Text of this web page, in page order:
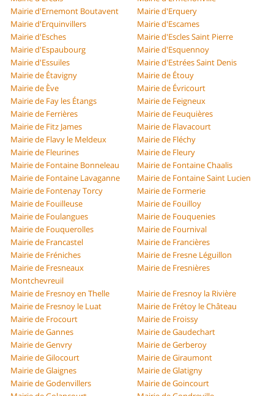
Mairie d'Ernemont Boutavent
Mairie d'Erquery
Mairie d'Erquinvillers
Mairie d'Escames
Mairie d'Esches
Mairie d'Escles Saint Pierre
Mairie d'Espaubourg
Mairie d'Esquennoy
Mairie d'Essuiles
Mairie d'Estrées Saint Denis
Mairie de Étavigny
Mairie de Étouy
Mairie de Ève
Mairie de Évricourt
Mairie de Fay les Étangs
Mairie de Feigneux
Mairie de Ferrières
Mairie de Feuquières
Mairie de Fitz James
Mairie de Flavacourt
Mairie de Flavy le Meldeux
Mairie de Fléchy
Mairie de Fleurines
Mairie de Fleury
Mairie de Fontaine Bonneleau
Mairie de Fontaine Chaalis
Mairie de Fontaine Lavaganne
Mairie de Fontaine Saint Lucien
Mairie de Fontenay Torcy
Mairie de Formerie
Mairie de Fouilleuse
Mairie de Fouilloy
Mairie de Foulangues
Mairie de Fouquenies
Mairie de Fouquerolles
Mairie de Fournival
Mairie de Francastel
Mairie de Francières
Mairie de Fréniches
Mairie de Fresne Léguillon
Mairie de Fresneaux
Montchevreuil
Mairie de Fresnières
Mairie de Fresnoy en Thelle
Mairie de Fresnoy la Rivière
Mairie de Fresnoy le Luat
Mairie de Frétoy le Château
Mairie de Frocourt
Mairie de Froissy
Mairie de Gannes
Mairie de Gaudechart
Mairie de Genvry
Mairie de Gerberoy
Mairie de Gilocourt
Mairie de Giraumont
Mairie de Glaignes
Mairie de Glatigny
Mairie de Godenvillers
Mairie de Goincourt